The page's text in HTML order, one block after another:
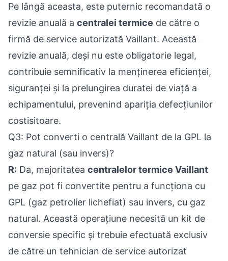
Pe lângă aceasta, este puternic recomandată o
revizie anuală a centralei termice de către o
firmă de service autorizată Vaillant. Această
revizie anuală, deși nu este obligatorie legal,
contribuie semnificativ la menținerea eficienței,
siguranței și la prelungirea duratei de viață a
echipamentului, prevenind apariția defecțiunilor
costisitoare.
Q3: Pot converti o centrală Vaillant de la GPL la
gaz natural (sau invers)?
R: Da, majoritatea centralelor termice Vaillant
pe gaz pot fi convertite pentru a funcționa cu
GPL (gaz petrolier lichefiat) sau invers, cu gaz
natural. Această operațiune necesită un kit de
conversie specific și trebuie efectuată exclusiv
de către un tehnician de service autorizat